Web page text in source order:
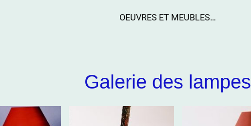
OEUVRES ET MEUBLES EN CARTON
Galerie des lampes